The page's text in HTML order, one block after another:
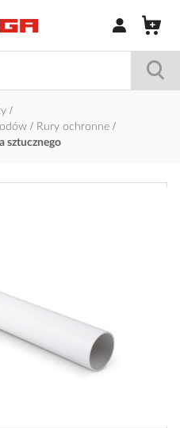
Zaloguj się /
Rury ochronne
sztucznego